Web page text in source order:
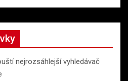
nejrozsáhlejší vyhledávač